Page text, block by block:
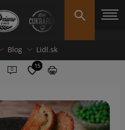
Blog Lidl.sk
0 15